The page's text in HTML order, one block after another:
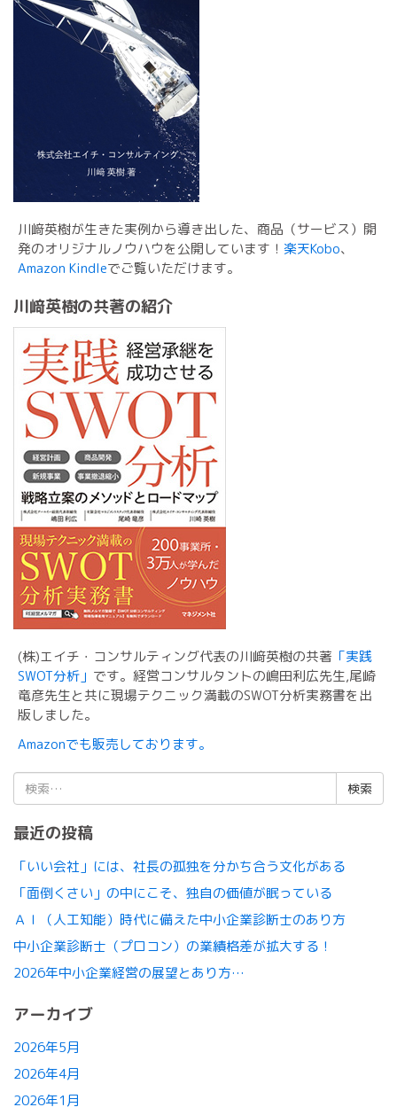
川﨑英樹が生きた実例から導き出した、商品（サービス）開
発のオリジナルノウハウを公開しています！ 楽天Kobo、
Amazon Kindleでご覧いただけます。
川﨑英樹の共著の紹介
(株)エイチ・コンサルティング代表の川﨑英樹の共著 「実践
SWOT分析」 です。経営コンサルタントの嶋田利広先生,尾崎
竜彦先生と共に現場テクニック満載のSWOT分析実務書を出
版しました。
Amazonでも販売しております。
検
索:
最近の投稿
「いい会社」には、社長の孤独を分かち合う文化がある
「面倒くさい」の中にこそ、独自の価値が眠っている
ＡＩ（人工知能）時代に備えた中小企業診断士のあり方
中小企業診断士（プロコン）の業績格差が拡大する！
2026年中小企業経営の展望とあり方…
アーカイブ
2026年5月
2026年4月
2026年1月